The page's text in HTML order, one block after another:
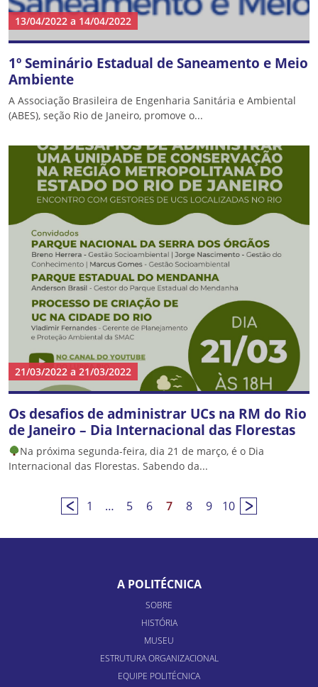
13/04/2022 a 14/04/2022
1º Seminário Estadual de Saneamento e Meio
Ambiente
A Associação Brasileira de Engenharia Sanitária e Ambiental
(ABES), seção Rio de Janeiro, promove o...
21/03/2022 a 21/03/2022
Os desafios de administrar UCs na RM do Rio
de Janeiro – Dia Internacional das Florestas
Na próxima segunda-feira, dia 21 de março, é o Dia
Internacional das Florestas. Sabendo da...
1 … 5 6 7 8 9 10
A POLITÉCNICA
SOBRE
HISTÓRIA
MUSEU
ESTRUTURA ORGANIZACIONAL
EQUIPE POLITÉCNICA